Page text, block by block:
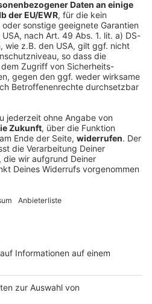
Osternester: BEKO
wir euch zu den schönsten
Macht mit bei den
Wellnessgutscheine!